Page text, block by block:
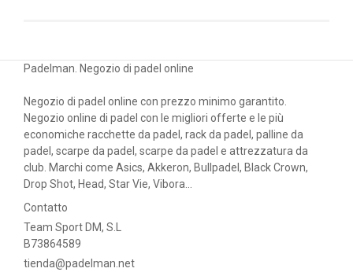
Padelman. Negozio di padel online
Negozio di padel online con prezzo minimo garantito.
Negozio online di padel con le migliori offerte e le più
economiche racchette da padel, rack da padel, palline da
padel, scarpe da padel, scarpe da padel e attrezzatura da
club. Marchi come Asics, Akkeron, Bullpadel, Black Crown,
Drop Shot, Head, Star Vie, Vibora...
Contatto
Team Sport DM, S.L
B73864589
tienda@padelman.net